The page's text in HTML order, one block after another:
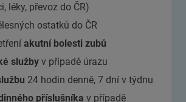
léky, převoz do ČR)
ostatků do ČR
akutní bolesti zubů
služby v případě úrazu
24 hodin denně, 7 dní v týdnu
příslušníka v případě